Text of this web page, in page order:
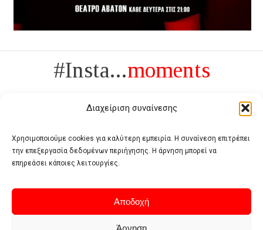
Διαχείριση συναίνεσης
Χρησιμοποιούμε cookies για καλύτερη εμπειρία. Η συναίνεση επιτρέπει
την επεξεργασία δεδομένων περιήγησης. Η άρνηση μπορεί να
επηρεάσει κάποιες λειτουργίες.
Αποδοχή
Άρνηση
#Insta...moments
Πολυτέλεια δεν είναι το αντίθετο της ανέχειας, είναι το αντίθετο της